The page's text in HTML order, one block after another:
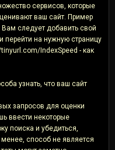
сервисов, которые
ваш сайт. Пример
Вам следует добавить свой
перейти на нужную страницу
IndexSpeed - как
узнать, что ваш сайт
запросов для оценки
ввести некоторые
поиска и убедиться,
способ не является